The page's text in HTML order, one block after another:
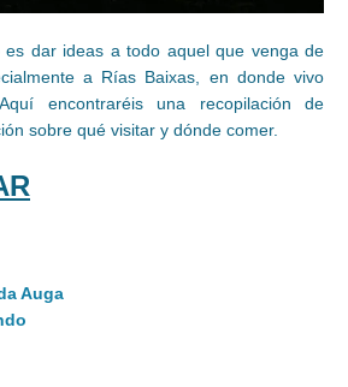
dar ideas a todo aquel que venga de
a Rías Baixas, en donde vivo
encontraréis una recopilación de
sobre qué visitar y dónde comer.
Auga